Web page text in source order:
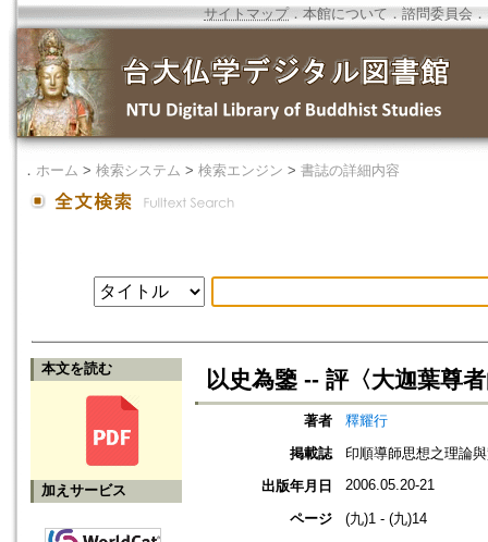
サイトマップ．本館について ． 諮問委員会 ．
． ホーム > 検索システム > 検索エンジン > 書誌の詳細内容
本文を読む
加えサービス
以史為鑒 -- 評〈大迦葉尊
著者
釋耀行
掲載誌
印順導師思想之理論
出版年月日
2006.05.20-21
ページ
(九)1 - (九)14